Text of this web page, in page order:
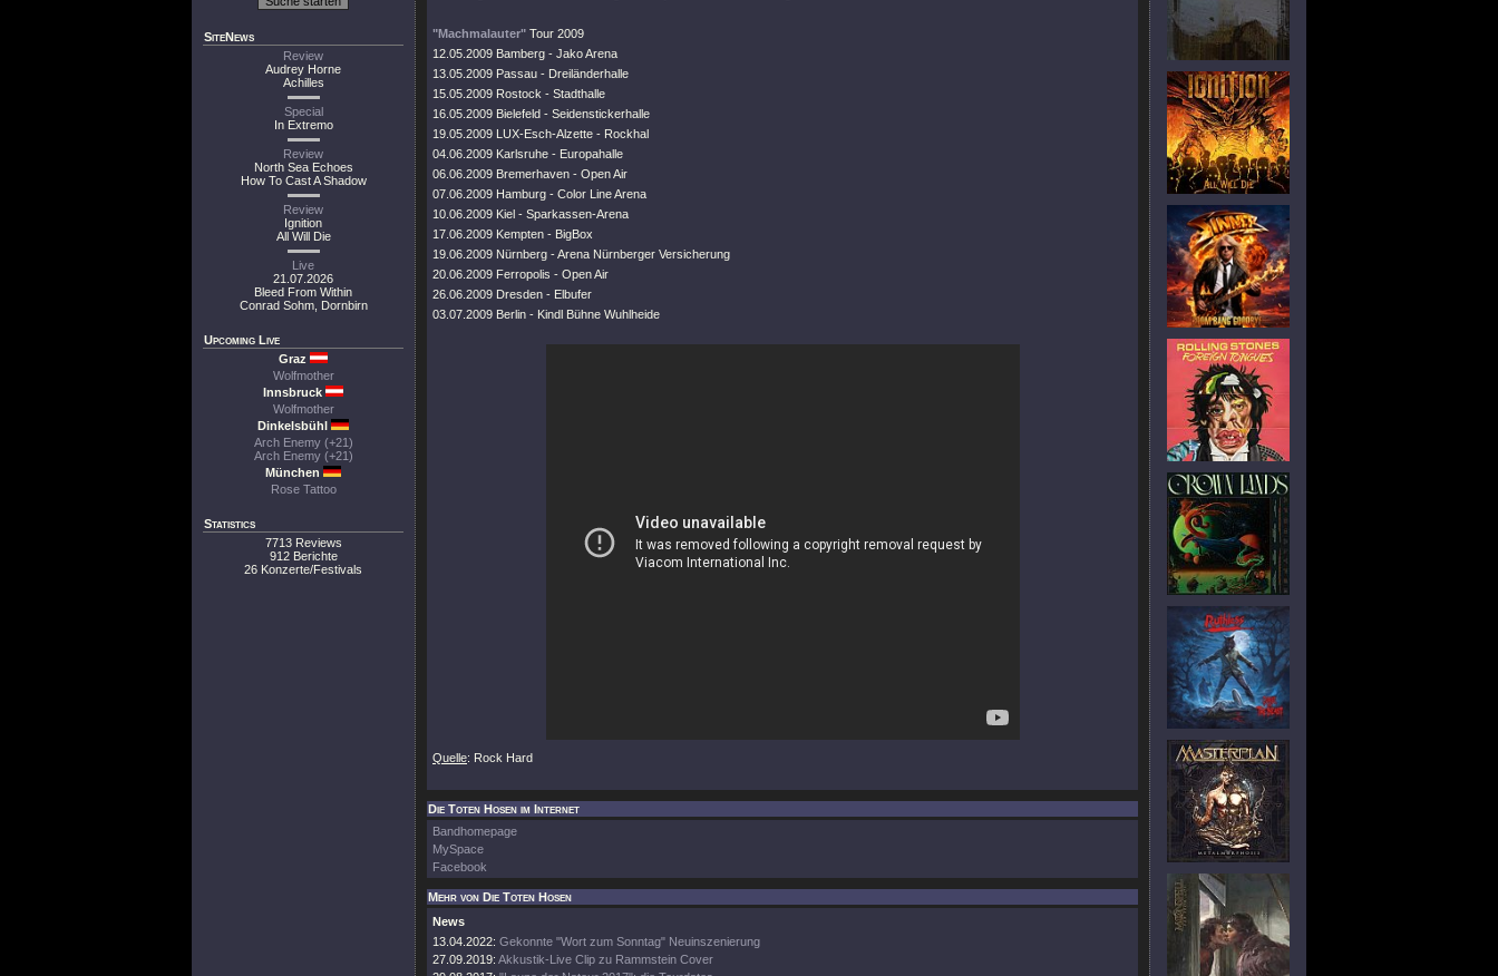
SiteNews
Review
Audrey Horne
Achilles
Special
In Extremo
Review
North Sea Echoes
How To Cast A Shadow
Review
Ignition
All Will Die
Live
21.07.2026
Bleed From Within
Conrad Sohm, Dornbirn
Upcoming Live
Graz
Wolfmother
Innsbruck
Wolfmother
Dinkelsbühl
Arch Enemy (+21)
Arch Enemy (+21)
München
Rose Tattoo
Statistics
7713 Reviews
912 Berichte
26 Konzerte/Festivals
"Machmalauter" Tour 2009
12.05.2009 Bamberg - Jako Arena
13.05.2009 Passau - Dreiländerhalle
15.05.2009 Rostock - Stadthalle
16.05.2009 Bielefeld - Seidenstickerhalle
19.05.2009 LUX-Esch-Alzette - Rockhal
04.06.2009 Karlsruhe - Europahalle
06.06.2009 Bremerhaven - Open Air
07.06.2009 Hamburg - Color Line Arena
10.06.2009 Kiel - Sparkassen-Arena
17.06.2009 Kempten - BigBox
19.06.2009 Nürnberg - Arena Nürnberger Versicherung
20.06.2009 Ferropolis - Open Air
26.06.2009 Dresden - Elbufer
03.07.2009 Berlin - Kindl Bühne Wuhlheide
Quelle: Rock Hard
Die Toten Hosen im Internet
Bandhomepage
MySpace
Facebook
Mehr von Die Toten Hosen
News
13.04.2022: Gekonnte "Wort zum Sonntag" Neuinszenierung
27.09.2019: Akkustik-Live Clip zu Rammstein Cover